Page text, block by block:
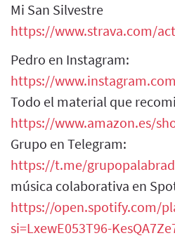
Mi San Silvestre
https://www.strava.com/
Pedro en Instagram:
https://
Todo el material que
https://www.amazon.es/
Grupo en Telegram:
https://t.me/
música colaborativa en
https://open.spotify.com/
si=LxewE053T96-